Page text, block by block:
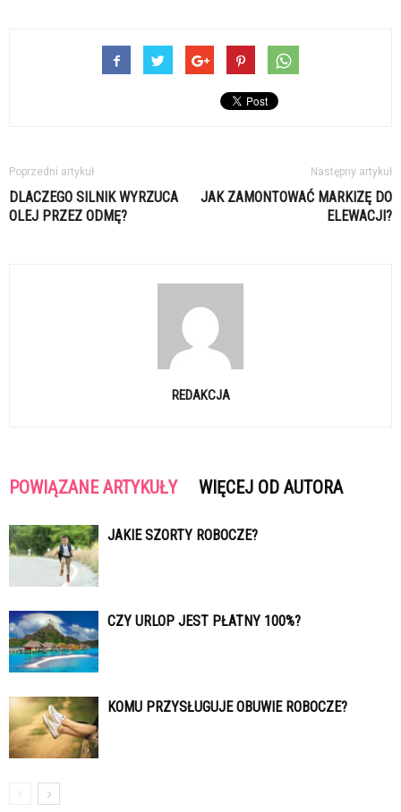
Poprzedni artykuł
DLACZEGO SILNIK WYRZUCA
OLEJ PRZEZ ODMĘ?
Następny artykuł
JAK ZAMONTOWAĆ MARKIZĘ DO
ELEWACJI?
REDAKCJA
POWIĄZANE ARTYKUŁY WIĘCEJ OD AUTORA
JAKIE SZORTY ROBOCZE?
CZY URLOP JEST PŁATNY 100%?
KOMU PRZYSŁUGUJE OBUWIE ROBOCZE?